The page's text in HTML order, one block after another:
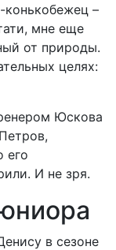
конькобежец –
мне еще
от природы.
целях:
Юскова
его
И не зря.
в сезоне